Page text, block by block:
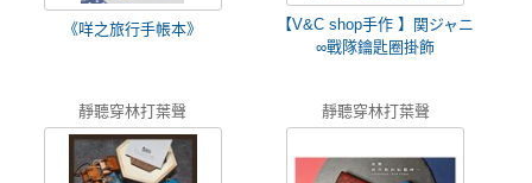
《咩之旅行手帳本》
【V&C shop手作 】関ジャニ
∞戰隊鑰匙圈掛飾
靜聽穿林打葉聲 靜聽穿林打葉聲